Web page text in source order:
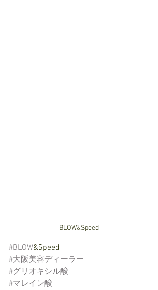
BLOW&Speed
#BLOW&Speed
#大阪美容ディーラー
#グリオキシル酸
#マレイン酸